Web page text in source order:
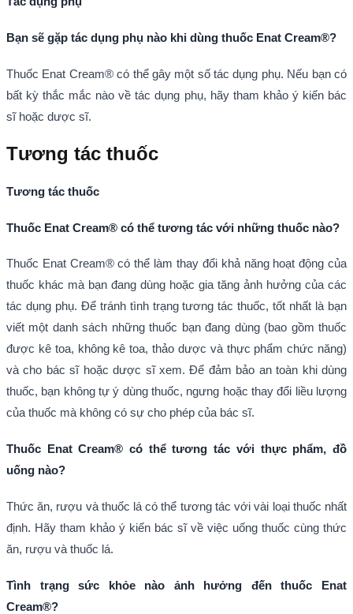
Bạn sẽ gặp tác dụng phụ nào khi dùng thuốc Enat Cream®?
Thuốc Enat Cream® có thể gây một số tác dụng phụ. Nếu bạn có
bất kỳ thắc mắc nào về tác dụng phụ, hãy tham khảo ý kiến bác
sĩ hoặc dược sĩ.
Tương tác thuốc
Tương tác thuốc
Thuốc Enat Cream® có thể tương tác với những thuốc nào?
Thuốc Enat Cream® có thể làm thay đổi khả năng hoạt động của
thuốc khác mà bạn đang dùng hoặc gia tăng ảnh hưởng của các
tác dụng phụ. Để tránh tình trạng tương tác thuốc, tốt nhất là bạn
viết một danh sách những thuốc bạn đang dùng (bao gồm thuốc
được kê toa, không kê toa, thảo dược và thực phẩm chức năng)
và cho bác sĩ hoặc dược sĩ xem. Để đảm bảo an toàn khi dùng
thuốc, bạn không tự ý dùng thuốc, ngưng hoặc thay đổi liều lượng
của thuốc mà không có sự cho phép của bác sĩ.
Thuốc Enat Cream® có thể tương tác với thực phẩm, đồ
uống nào?
Thức ăn, rượu và thuốc lá có thể tương tác với vài loại thuốc nhất
định. Hãy tham khảo ý kiến bác sĩ về việc uống thuốc cùng thức
ăn, rượu và thuốc lá.
Tình trạng sức khỏe nào ảnh hưởng đến thuốc Enat
Cream®?